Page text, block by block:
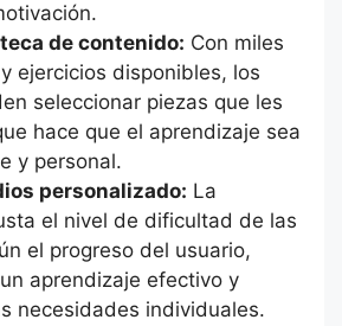
de contenido: Con miles
ejercicios disponibles, los
seleccionar piezas que les
hace que el aprendizaje sea
y personal.
personalizado: La
el nivel de dificultad de las
el progreso del usuario,
aprendizaje efectivo y
necesidades individuales.